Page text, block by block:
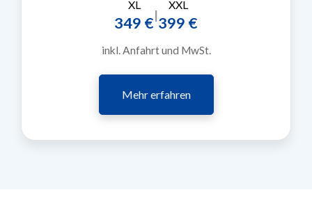
XL
349 €|
XXL
399 €
inkl. Anfahrt und MwSt.
Mehr erfahren